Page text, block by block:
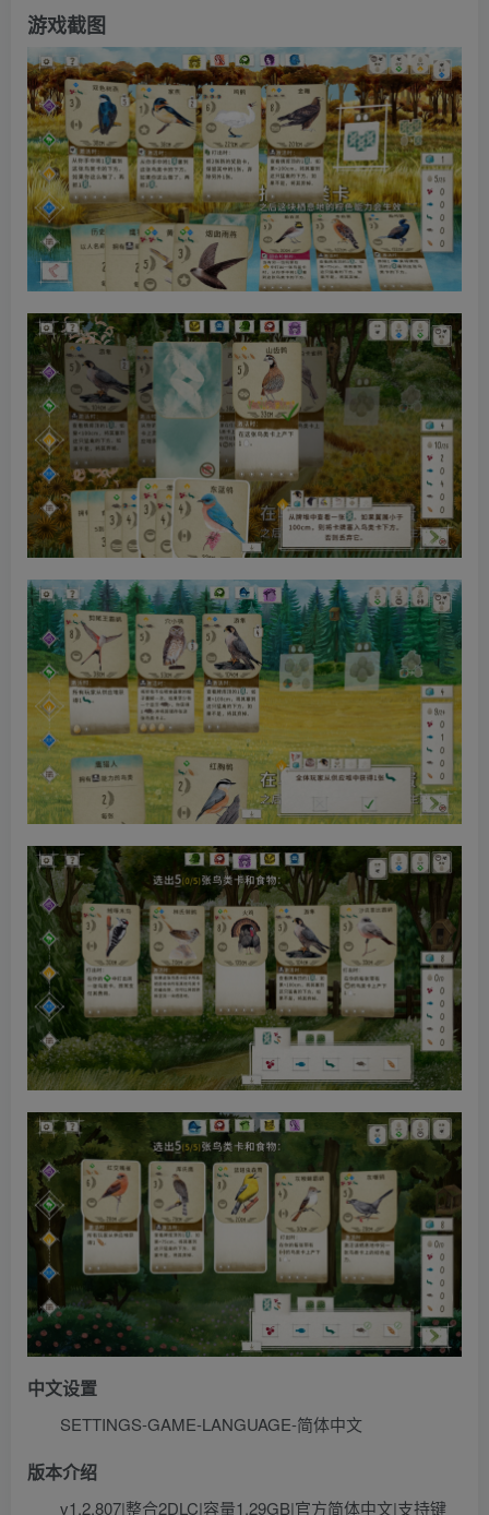
游戏截图
中文设置
SETTINGS-GAME-LANGUAGE-简体中文
版本介绍
v1.2.807|整合2DLC|容量1.29GB|官方简体中文|支持键